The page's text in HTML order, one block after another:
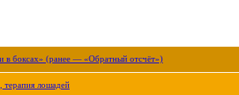
боксах» (ранее — «Обратный отсчёт»)
терапия лошадей